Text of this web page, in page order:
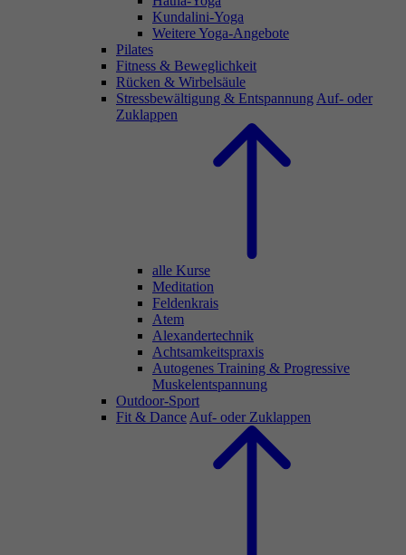
Kundalini-Yoga
Weitere Yoga-Angebote
Pilates
Fitness & Beweglichkeit
Rücken & Wirbelsäule
Stressbewältigung & Entspannung Auf- oder
Zuklappen
alle Kurse
Meditation
Feldenkrais
Atem
Alexandertechnik
Achtsamkeitspraxis
Autogenes Training & Progressive
Muskelentspannung
Outdoor-Sport
Fit & Dance Auf- oder Zuklappen